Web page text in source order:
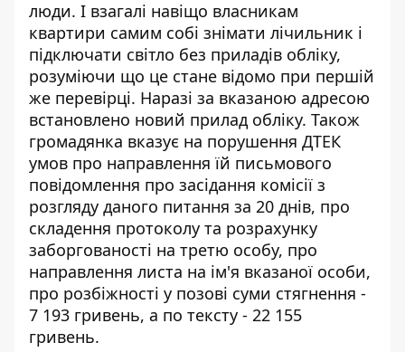
люди. І взагалі навіщо власникам
квартири самим собі знімати лічильник і
підключати світло без приладів обліку,
розуміючи що це стане відомо при першій
же перевірці. Наразі за вказаною адресою
встановлено новий прилад обліку. Також
громадянка вказує на порушення ДТЕК
умов про направлення їй письмового
повідомлення про засідання комісії з
розгляду даного питання за 20 днів, про
складення протоколу та розрахунку
заборгованості на третю особу, про
направлення листа на ім'я вказаної особи,
про розбіжності у позові суми стягнення -
7 193 гривень, а по тексту - 22 155
гривень.